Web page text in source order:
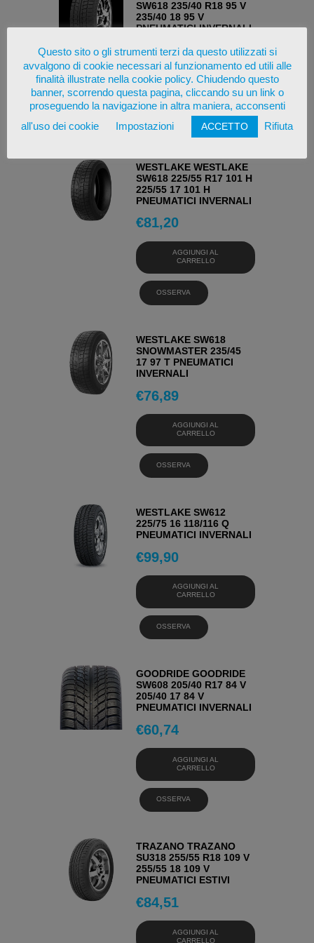
SW618 235/40 R18 95 V
235/40 18 95 V
PNEUMATICI INVERNALI
€78,46
AGGIUNGI AL
CARRELLO
WESTLAKE WESTLAKE
SW618 225/55 R17 101 H
225/55 17 101 H
PNEUMATICI INVERNALI
€81,20
AGGIUNGI AL
CARRELLO
OSSERVA
WESTLAKE SW618
SNOWMASTER 235/45
17 97 T PNEUMATICI
INVERNALI
€76,89
AGGIUNGI AL
CARRELLO
OSSERVA
WESTLAKE SW612
225/75 16 118/116 Q
PNEUMATICI INVERNALI
€99,90
AGGIUNGI AL
CARRELLO
OSSERVA
GOODRIDE GOODRIDE
SW608 205/40 R17 84 V
205/40 17 84 V
PNEUMATICI INVERNALI
€60,74
AGGIUNGI AL
CARRELLO
OSSERVA
TRAZANO TRAZANO
SU318 255/55 R18 109 V
255/55 18 109 V
PNEUMATICI ESTIVI
€84,51
AGGIUNGI AL
CARRELLO
Questo sito o gli strumenti terzi da questo utilizzati si
avvalgono di cookie necessari al funzionamento ed utili alle
finalità illustrate nella cookie policy. Chiudendo questo
banner, scorrendo questa pagina, cliccando su un link o
proseguendo la navigazione in altra maniera, acconsenti
all'uso dei cookie
Impostazioni ACCETTO Rifiuta